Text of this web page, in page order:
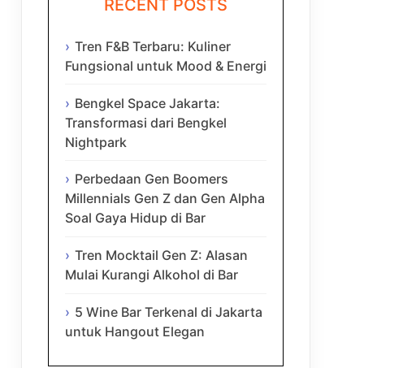
RECENT POSTS
Tren F&B Terbaru: Kuliner
Fungsional untuk Mood & Energi
Bengkel Space Jakarta:
Transformasi dari Bengkel
Nightpark
Perbedaan Gen Boomers
Millennials Gen Z dan Gen Alpha
Soal Gaya Hidup di Bar
Tren Mocktail Gen Z: Alasan
Mulai Kurangi Alkohol di Bar
5 Wine Bar Terkenal di Jakarta
untuk Hangout Elegan